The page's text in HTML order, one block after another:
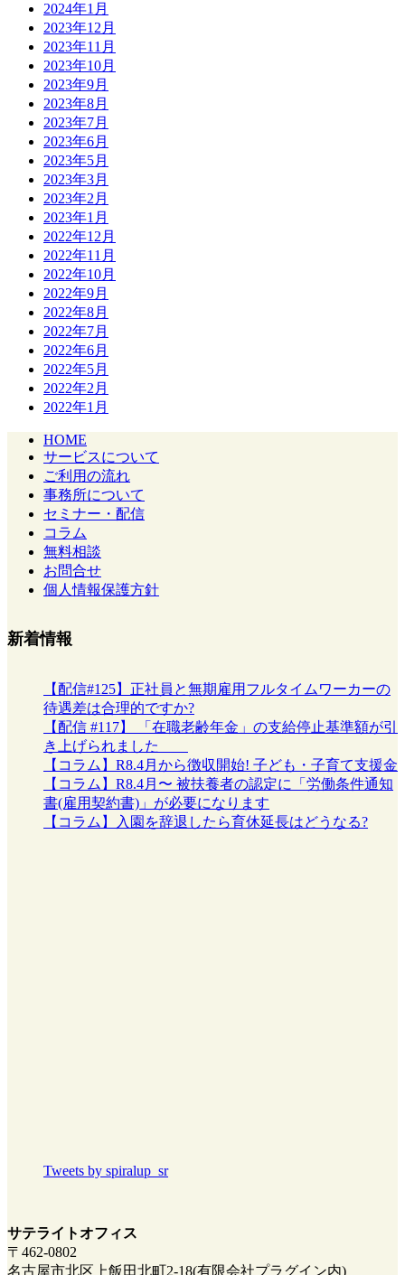
2024年1月
2023年12月
2023年11月
2023年10月
2023年9月
2023年8月
2023年7月
2023年6月
2023年5月
2023年3月
2023年2月
2023年1月
2022年12月
2022年11月
2022年10月
2022年9月
2022年8月
2022年7月
2022年6月
2022年5月
2022年2月
2022年1月
HOME
サービスについて
ご利用の流れ
事務所について
セミナー・配信
コラム
無料相談
お問合せ
個人情報保護方針
新着情報
【配信#125】正社員と無期雇用フルタイムワーカーの
待遇差は合理的ですか?
【配信 #117】 「在職老齢年金」の支給停止基準額が引
き上げられました
【コラム】R8.4月から徴収開始! 子ども・子育て支援金
【コラム】R8.4月〜 被扶養者の認定に「労働条件通知
書(雇用契約書)」が必要になります
【コラム】入園を辞退したら育休延長はどうなる?
Tweets by spiralup_sr
サテライトオフィス
〒462-0802
名古屋市北区上飯田北町2-18(有限会社プラグイン内)